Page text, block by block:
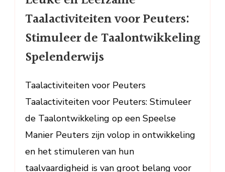
Leerzame
Taalactiviteiten
voor
Taalontwikkeling
Spelenderwijs
Taalactiviteiten voor Peuters:
Stimuleer de Taalontwikkeling
Spelenderwijs
Taalactiviteiten voor Peuters
Taalactiviteiten voor Peuters: Stimuleer
de Taalontwikkeling op een Speelse
Manier Peuters zijn volop in ontwikkeling
en het stimuleren van hun
taalvaardigheid is van groot belang voor